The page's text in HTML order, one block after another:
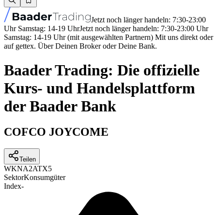
Jetzt noch länger handeln: 7:30-23:00
Uhr Samstag: 14-19 UhrJetzt noch länger handeln: 7:30-23:00 Uhr
Samstag: 14-19 Uhr (mit ausgewählten Partnern) Mit uns direkt oder
auf gettex. Über Deinen Broker oder Deine Bank.
Baader Trading: Die offizielle
Kurs- und Handelsplattform
der Baader Bank
COFCO JOYCOME
Teilen
WKNA2ATX5
SektorKonsumgüter
Index-